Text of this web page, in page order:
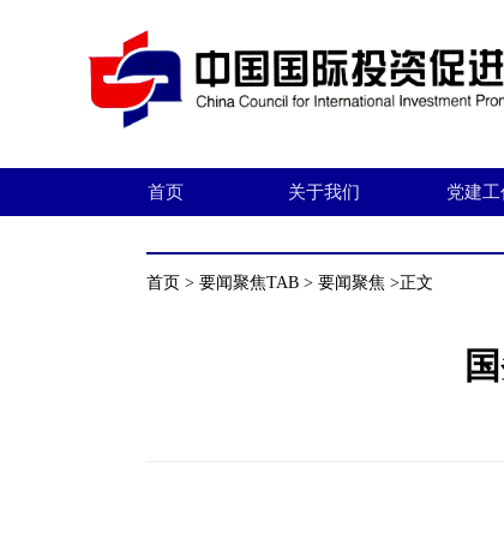
首页 关于我们 党建工
首页 > 要闻聚焦TAB > 要闻聚焦 >正文